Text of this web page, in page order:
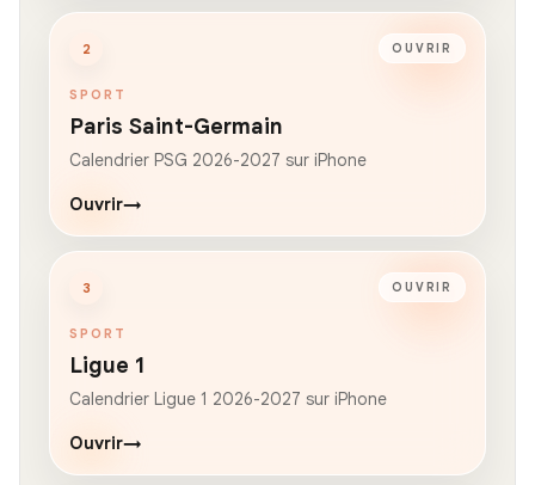
2 OUVRIR
SPORT
Paris Saint-Germain
Calendrier PSG 2026-2027 sur iPhone
Ouvrir→
3 OUVRIR
SPORT
Ligue 1
Calendrier Ligue 1 2026-2027 sur iPhone
Ouvrir→